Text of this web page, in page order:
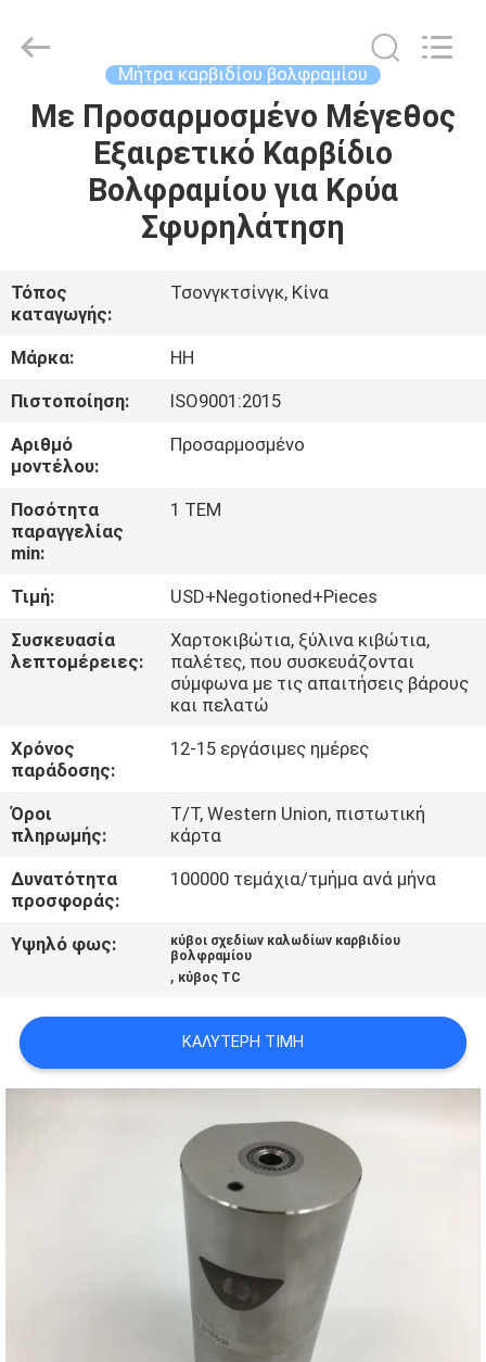
ΣΠΊΤΙ
ΠΡΟΪΌΝΤΑ
ΠΕΡΊΠΟΥ
ΕΜΕΊΣ
ΓΎΡΟΣ
ΕΡΓΟΣΤΑΣΊΩΝ
ΠΟΙΟΤΙΚΌΣ
ΜΑΣ
ΕΛΆΤΕ
ΕΠΑΦΉ
ΜΕ
ΖΗΤΉΣΤΕ
ΈΝΑ
SITEMAP
ΑΠΟΡΡΉΤΟΥ
Reserved.
Μήτρα καρβιδίου βολφραμίου
Με Προσαρμοσμένο Μέγεθος
Εξαιρετικό Καρβίδιο
Βολφραμίου για Κρύα
Σφυρηλάτηση
Τόπος
καταγωγής:
Τσονγκτσίνγκ, Κίνα
Μάρκα:
HH
Πιστοποίηση:
ISO9001:2015
Αριθμό
μοντέλου:
Προσαρμοσμένο
Ποσότητα
παραγγελίας
min:
1 ΤΕΜ
Τιμή:
USD+Negotioned+Pieces
Συσκευασία
λεπτομέρειες:
Χαρτοκιβώτια, ξύλινα κιβώτια,
παλέτες, που συσκευάζονται
σύμφωνα με τις απαιτήσεις βάρους
και πελατώ
Χρόνος
παράδοσης:
12-15 εργάσιμες ημέρες
Όροι
πληρωμής:
T/T, Western Union, πιστωτική
κάρτα
Δυνατότητα
προσφοράς:
100000 τεμάχια/τμήμα ανά μήνα
Υψηλό φως:
κύβοι σχεδίων καλωδίων καρβιδίου
βολφραμίου
, κύβος TC
ΚΑΛΎΤΕΡΗ ΤΙΜΉ